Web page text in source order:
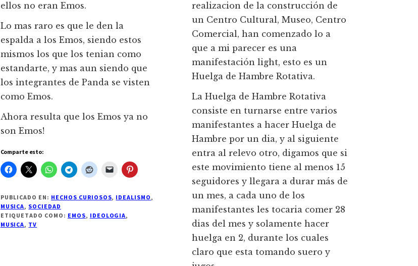
ellos no eran Emos.
Lo mas raro es que le den la
espalda a los Emos, siendo estos
mismos los que los tenian como
estandarte, y mas aun siendo que
los integrantes de Panda se visten
como Emos.
Ahora resulta que los Emos ya no
son Emos!
Comparte esto:
PUBLICADO EN: HECHOS CURIOSOS, IDEALISMO,
MUSICA, SOCIEDAD
ETIQUETADO COMO: EMOS, IDEOLOGIA,
MUSICA, TV
realizacion de la construcción de
un Centro Cultural, Museo, Centro
Comercial, han comenzado lo a
que a mi parecer es una
manifestación light, esto es un
Huelga de Hambre Rotativa.
La Huelga de Hambre Rotativa
consiste en turnarse entre varios
manifestantes a hacer Huelga de
Hambre por un dia, y al siguiente
entra al relevo otro, digamos que si
este movimiento tiene al menos 15
seguidores y llegara a durar más de
un mes, a cada uno de los
manifestantes les tocaria comer 28
dias del mes y solamente hacer
huelga en 2, durante los cuales
claro que esta tomando suero y